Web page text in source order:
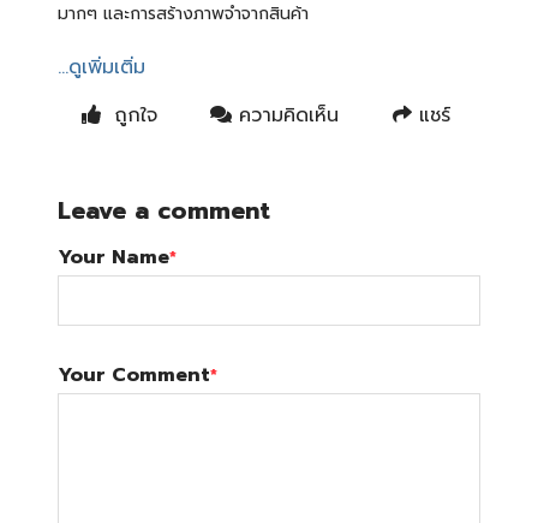
มากๆ และการสร้างภาพจำจากสินค้า
...ดูเพิ่มเติ่ม
ถูกใจ
ความคิดเห็น แชร์
Leave a comment
Your Name*
Your Comment*